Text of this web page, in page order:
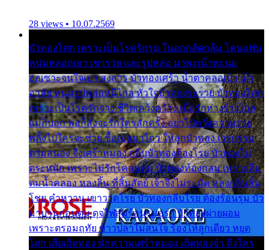
28 views • 10.07.2569
บัวทองโศก เพราะเป็นโรครักรุม ในอกกลัดกลุ้ม โดนแฟน
หนุ่มหลอกเอา เขารวย และรูปหล่อ มาพะเน้าพะนอ
ออเซาะจนใจเบา สงสาร บัวทองเศร้า น้ำตาคลอเบ้า เฝ้า
อาลัย หนุ่มรูปหล่อหนีไกล หัวใจบัวทองระรวย บัวทองโศก
เพราะเป็นโรครักจาง ชีวิตเคว้งคว้าง เมื่อรักห่างร้างไกล
แม่ก็บอก พ่อก็สั่งจะรักใครสักครั้ง อย่าไปหวังความรวย
พลั้งไปใครจะช่วย ซื้อเปลมาไกว ให้ลูกบัวทอง เวรกรรม
ตามสนอง จึงเศร้าหมอง กลีบบัวทองต้องโรย บัวทองไม่
ตระหนัก เพราะไม่รักโคลนตม บัวทองท้องกลม เพราะลืม
ตมน้ำคลอง หลงลิ้น ที่สิ้นสัตย์ เจ้าจึงไม่ระมัด หลงกลิ่นลิ้น
โชย คำหวาน เขาวาดโรย บัวทองกลีบโรย ต้องร้อนรุม บัว
มาบานก่อนตูม ดุจไฟสุมร้อนรุมอุรา บัวทองผ่ายผอม
เพราะตรอมฤทัย ข้าวปลาไม่สนใจ ร้องไห้ลูกเดียว หยุด
โศก เสียเถิดทอง พักความเศร้าหมอง เถิดทองจ๋า ถึงใคร